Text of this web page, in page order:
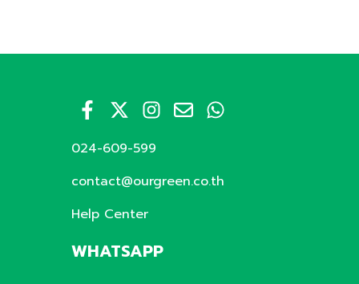
024-609-599
contact@ourgreen.co.th
Help Center
WHATSAPP